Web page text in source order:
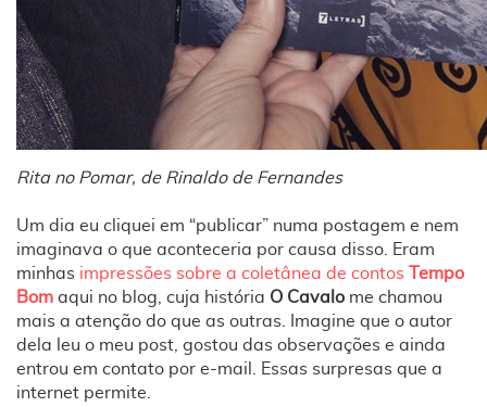
Rita no Pomar, de Rinaldo de Fernandes
Um dia eu cliquei em “publicar” numa postagem e nem
imaginava o que aconteceria por causa disso. Eram
minhas impressões sobre a coletânea de contos
Tempo
Bom aqui no blog, cuja história O Cavalo me chamou
mais a atenção do que as outras. Imagine que o autor
dela leu o meu post, gostou das observações e ainda
entrou em contato por e-mail. Essas surpresas que a
internet permite.